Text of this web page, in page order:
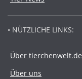
• NÜTZLICHE LINKS:
Über tierchenwelt.de
Über uns